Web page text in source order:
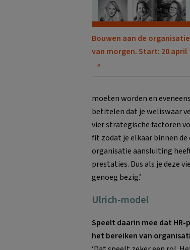
Bouwen aan de organisatie
van morgen. Start: 20 april
moeten worden en
betitelen dat je weliswaar
vier strategische factoren
fit zodat je elkaar binnen
organisatie aansluiting
prestaties. Dus als je deze
genoeg bezig.’
Ulrich-model
Speelt daarin mee dat
het bereiken van